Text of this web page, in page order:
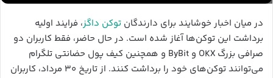
در میان اخبار خوشایند برای دارندگان توکن داگز، فرایند اولیه
برداشت این توکن‌ها آغاز شده است. در حال حاضر، فقط کاربران دو
صرافی بزرگ OKX و ByBit و همچنین کیف پول حضانتی تلگرام
می‌توانند توکن‌های خود را برداشت کنند. از تاریخ ۳۰ مرداد، کاربران